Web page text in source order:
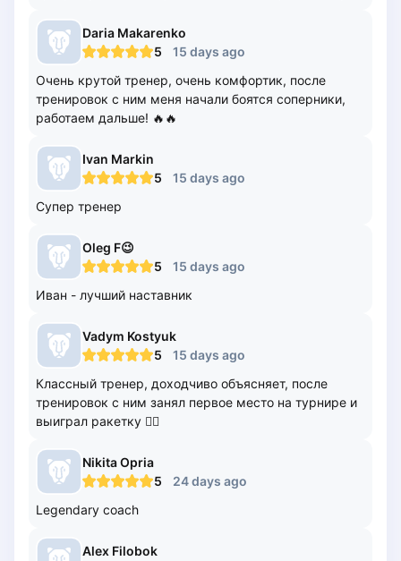
Grudziądz
Kalisz
Katowice
Katowice Area
Kielce
Kościerzyna
Krakow
Legionowo
Nowy Sącz
Olsztyn
Opole
Piaseczno
Poznan
Pruszcz Gdański
Rzeszow
Stalowa Wola
Daria Makarenko
5
15 days ago
Очень крутой тренер, очень комфортик, после
тренировок с ним меня начали боятся соперники,
работаем дальше! 🔥🔥
Ivan Markin
5
15 days ago
Супер тренер
Oleg F😉
5
15 days ago
Иван - лучший наставник
Vadym Kostyuk
5
15 days ago
Классный тренер, доходчиво объясняет, после
тренировок с ним занял первое место на турнире и
выиграл ракетку ✌🏼
NikitaOpria
5
24 days ago
Legendary coach
Alex Filobok